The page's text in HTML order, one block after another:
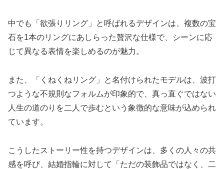
中でも「欲張りリング」と呼ばれるデザインは、複数の宝
石を1本のリングにあしらった贅沢な仕様で、シーンに応
じて異なる表情を楽しめるのが魅力。
また、「くねくねリング」と名付けられたモデルは、波打
つような不規則なフォルムが印象的で、真っ直ぐではない
人生の道のりを二人で歩むという象徴的な意味が込められ
ています。
こうしたストーリー性を持つデザインは、多くの人々の共
感を呼び、結婚指輪に対して「ただの装飾品ではなく、二